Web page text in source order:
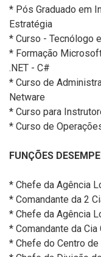
* Pós Graduado em
Estratégia
* Curso - Tecnólogo
* Formação
.NET - C#
* Curso de
Netware
* Curso para
* Curso de
FUNÇÕES
* Chefe da Agência
* Comandante da 2
* Chefe da Agência
* Comandante da
* Chefe do Centro